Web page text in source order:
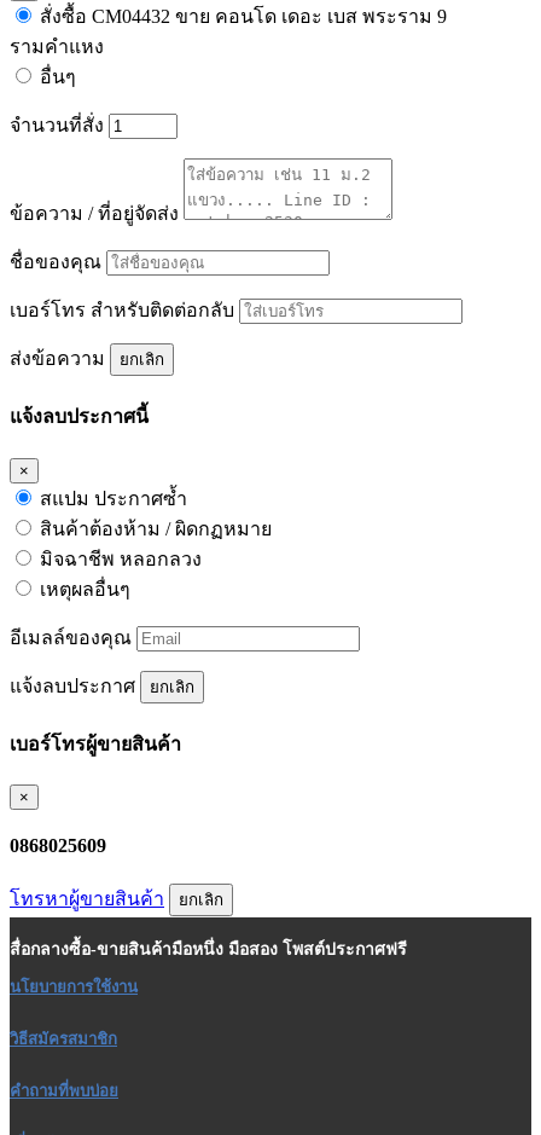
สั่งซื้อ CM04432 ขาย คอนโด เดอะ เบส พระราม 9
รามคำแหง
อื่นๆ
จำนวนที่สั่ง
ข้อความ / ที่อยู่จัดส่ง
ชื่อของคุณ
เบอร์โทร สำหรับติดต่อกลับ
ส่งข้อความ ยกเลิก
แจ้งลบประกาศนี้
×
สแปม ประกาศซ้ำ
สินค้าต้องห้าม / ผิดกฏหมาย
มิจฉาชีพ หลอกลวง
เหตุผลอื่นๆ
อีเมลล์ของคุณ
แจ้งลบประกาศ ยกเลิก
เบอร์โทรผู้ขายสินค้า
×
0868025609
โทรหาผู้ขายสินค้า ยกเลิก
สื่อกลางซื้อ-ขายสินค้ามือหนึ่ง มือสอง โพสต์ประกาศฟรี
นโยบายการใช้งาน
วิธีสมัครสมาชิก
คำถามที่พบบ่อย